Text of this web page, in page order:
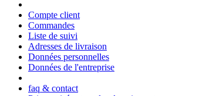
Compte client
Commandes
Liste de suivi
Adresses de livraison
Données personnelles
Données de l'entreprise
faq & contact